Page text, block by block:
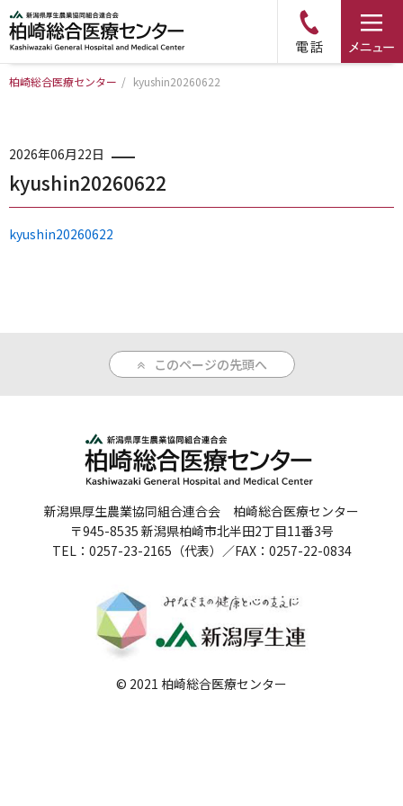
病院について
診療科・部門のご案内
入院のご案内
医療関係者の方へ
病院誌
個人情報保護方針
反社会的勢力に対する基本方針
院内感染対策指針
柏崎総合医療センター / kyushin20260622
2026年06月22日
kyushin20260622
kyushin20260622
このページの先頭へ
新潟県厚生農業協同組合連合会 柏崎総合医療センター
〒945-8535 新潟県柏崎市北半田2丁目11番3号
TEL：0257-23-2165（代表）／FAX：0257-22-0834
© 2021 柏崎総合医療センター